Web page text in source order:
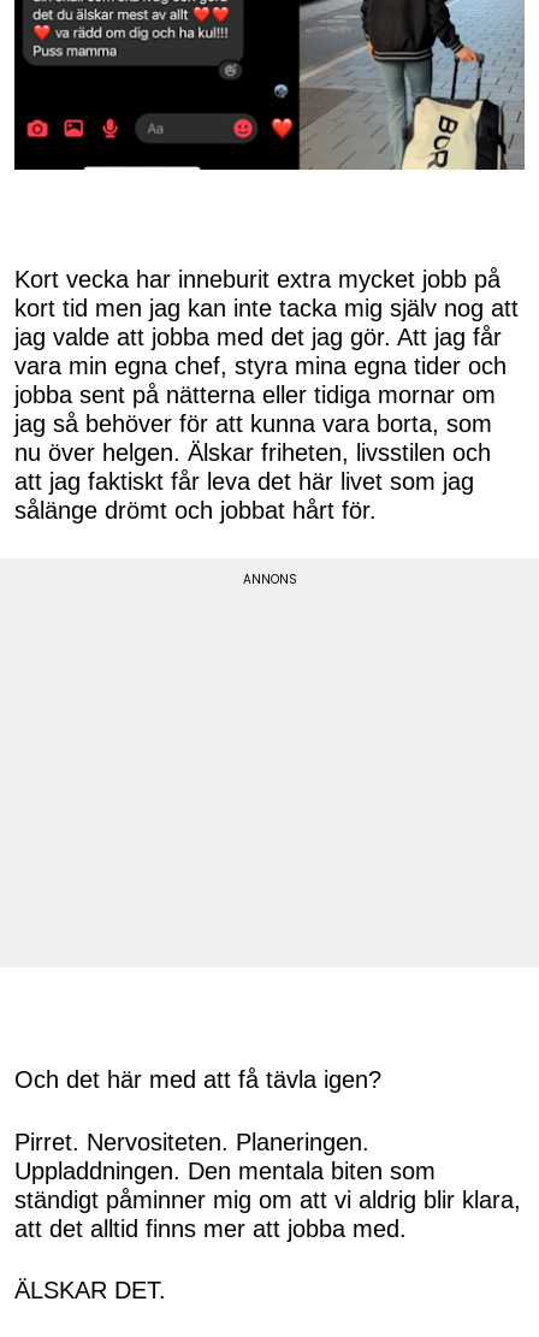
Kort vecka har inneburit extra mycket jobb på
kort tid men jag kan inte tacka mig själv nog att
jag valde att jobba med det jag gör. Att jag får
vara min egna chef, styra mina egna tider och
jobba sent på nätterna eller tidiga mornar om
jag så behöver för att kunna vara borta, som
nu över helgen. Älskar friheten, livsstilen och
att jag faktiskt får leva det här livet som jag
sålänge drömt och jobbat hårt för.
Och det här med att få tävla igen?
Pirret. Nervositeten. Planeringen.
Uppladdningen. Den mentala biten som
ständigt påminner mig om att vi aldrig blir klara,
att det alltid finns mer att jobba med.
ÄLSKAR DET.